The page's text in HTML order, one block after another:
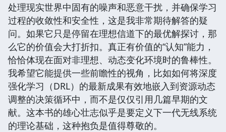
处理现实世界中固有的噪声和恶意干扰，并确保学习
过程的收敛性和安全性，这是我非常期待解答的疑
问。如果它只是停留在理想信道下的最优解探讨，那
么它的价值会大打折扣。真正有价值的“认知”能力，
恰恰体现在面对非理想、动态变化环境时的鲁棒性。
我希望它能提供一些前瞻性的视角，比如如何将深度
强化学习（DRL）的最新成果有效地嵌入到资源动态
调整的决策循环中，而不是仅仅引用几篇早期的文
献。这本书的雄心壮志似乎是要定义下一代无线系统
的理论基础，这种抱负是值得尊敬的。